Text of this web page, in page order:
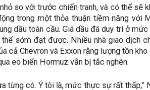
so với trước chiến tranh, và có thể sẽ
trong một thỏa thuận tiềm năng với
dầu toàn cầu. Giá dầu đã duy trì ở
sớm đạt được. Nhiều nhà giao dịch
cả Chevron và Exxon rằng lượng tồn
eo biển Hormuz vẫn bị tắc nghẽn.
từng có. Ý tôi là, mức thực sự rất thấp,”